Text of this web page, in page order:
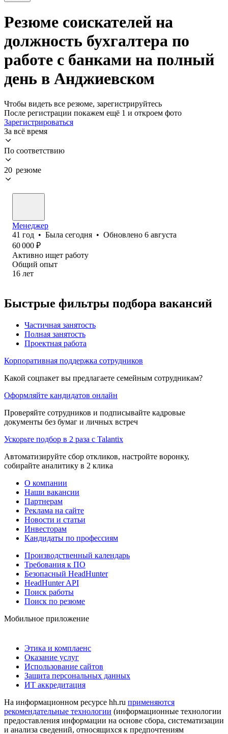
Резюме соискателей на
должность бухгалтера по
работе с банками на полный
день в Анджиевском
Чтобы видеть все резюме, зарегистрируйтесь
После регистрации покажем ещё 1 и откроем фото
Зарегистрироваться
За всё время
По соответствию
20 резюме
Менеджер
41 год • Была сегодня • Обновлено 6 августа
60 000 ₽
Активно ищет работу
Общий опыт
16 лет
Быстрые фильтры подбора вакансий
Частичная занятость
Полная занятость
Проектная работа
Корпоративная поддержка сотрудников
Какой соцпакет вы предлагаете семейным сотрудникам?
Оформляйте кандидатов онлайн
Проверяйте сотрудников и подписывайте кадровые
документы без бумаг и личных встреч
Ускорьте подбор в 2 раза с Talantix
Автоматизируйте сбор откликов, настройте воронку,
собирайте аналитику в 2 клика
О компании
Наши вакансии
Партнерам
Реклама на сайте
Новости и статьи
Инвесторам
Кандидаты по профессиям
Производственный календарь
Требования к ПО
Безопасный HeadHunter
HeadHunter API
Поиск работы
Поиск по резюме
Мобильное приложение
Этика и комплаенс
Оказание услуг
Использование сайтов
Защита персональных данных
ИТ аккредитация
На информационном ресурсе hh.ru применяются
рекомендательные технологии (информационные технологии
предоставления информации на основе сбора, систематизации
и анализа сведений, относящихся к предпочтениям